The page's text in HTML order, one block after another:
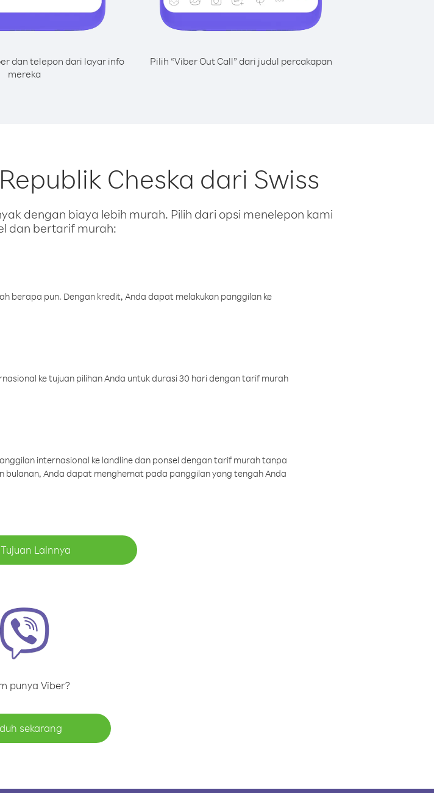
dan telepon dari layar info
mereka
Pilih “Viber Out Call” dari judul percakapan
Cheska dari Swiss
dengan biaya lebih murah. Pilih dari opsi menelepon kami
dan bertarif murah:
berapa pun. Dengan kredit, Anda dapat melakukan panggilan ke
ke tujuan pilihan Anda untuk durasi 30 hari dengan tarif murah
internasional ke landline dan ponsel dengan tarif murah tanpa
Anda dapat menghemat pada panggilan yang tengah Anda
Lainnya
punya Viber?
sekarang